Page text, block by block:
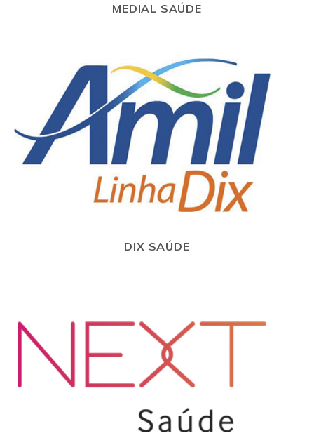
MEDIAL SAÚDE
DIX SAÚDE